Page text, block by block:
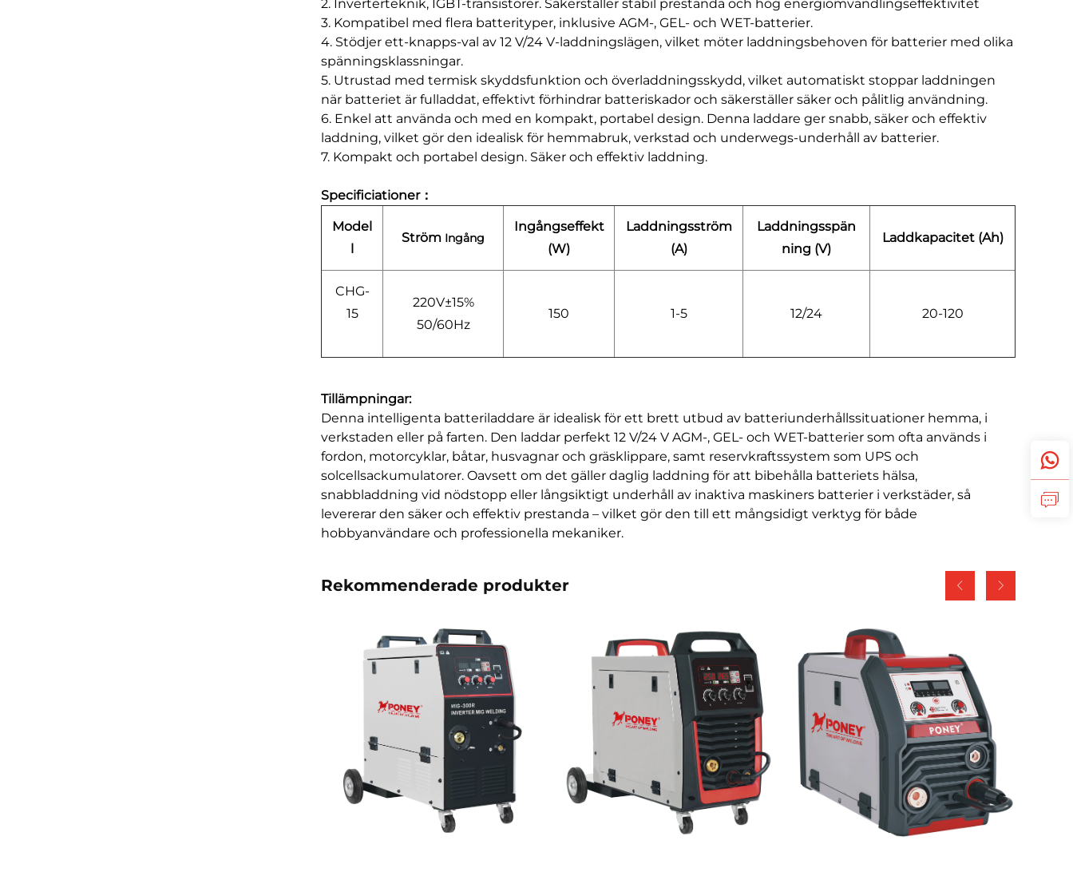
2. Inverterteknik, IGBT-transistorer. Säkerställer stabil prestanda och hög energiomvandlingseffektivitet
3. Kompatibel med flera batterityper, inklusive AGM-, GEL- och WET-batterier.
4. Stödjer ett-knapps-val av 12 V/24 V-laddningslägen, vilket möter laddningsbehoven för batterier med olika
spänningsklassningar.
5. Utrustad med termisk skyddsfunktion och överladdningsskydd, vilket automatiskt stoppar laddningen
när batteriet är fulladdat, effektivt förhindrar batteriskador och säkerställer säker och pålitlig användning.
6. Enkel att använda och med en kompakt, portabel design. Denna laddare ger snabb, säker och effektiv
laddning, vilket gör den idealisk för hemmabruk, verkstad och underwegs-underhåll av batterier.
7. Kompakt och portabel design. Säker och effektiv laddning.
Specificiationer：
Model
l
Ström Ingång
Ingångseffekt
(W)
Laddningsström
(A)
Laddningsspän
ning (V)
Laddkapacitet (Ah)
CHG-
15
220V±15%
50/60Hz
150 1-5 12/24 20-120
Tillämpningar:
Denna intelligenta batteriladdare är idealisk för ett brett utbud av batteriunderhållssituationer hemma, i
verkstaden eller på farten. Den laddar perfekt 12 V/24 V AGM-, GEL- och WET-batterier som ofta används i
fordon, motorcyklar, båtar, husvagnar och gräsklippare, samt reservkraftssystem som UPS och
solcellsackumulatorer. Oavsett om det gäller daglig laddning för att bibehålla batteriets hälsa,
snabbladdning vid nödstopp eller långsiktigt underhåll av inaktiva maskiners batterier i verkstäder, så
levererar den säker och effektiv prestanda – vilket gör den till ett mångsidigt verktyg för både
hobbyanvändare och professionella mekaniker.
Rekommenderade produkter